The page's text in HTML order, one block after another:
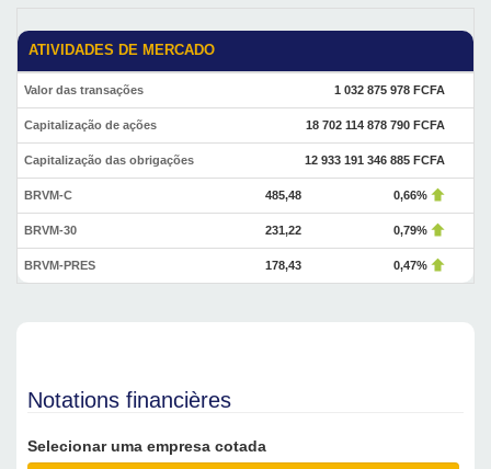
ATIVIDADES DE MERCADO
Valor das transações 1 032 875 978 FCFA
Capitalização de ações 18 702 114 878 790 FCFA
Capitalização das obrigações 12 933 191 346 885 FCFA
BRVM-C 485,48 0,66%
BRVM-30 231,22 0,79%
BRVM-PRES 178,43 0,47%
Notations financières
Selecionar uma empresa cotada